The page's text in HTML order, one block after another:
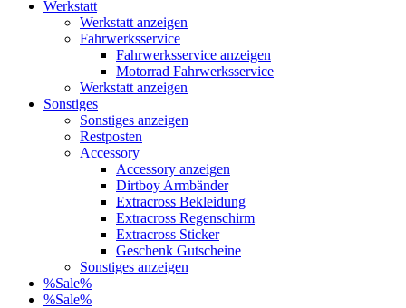
Werkstatt
Werkstatt anzeigen
Fahrwerksservice
Fahrwerksservice anzeigen
Motorrad Fahrwerksservice
Werkstatt anzeigen
Sonstiges
Sonstiges anzeigen
Restposten
Accessory
Accessory anzeigen
Dirtboy Armbänder
Extracross Bekleidung
Extracross Regenschirm
Extracross Sticker
Geschenk Gutscheine
Sonstiges anzeigen
%Sale%
%Sale%